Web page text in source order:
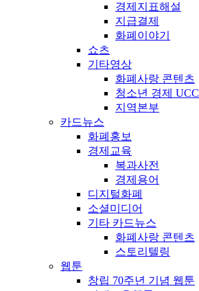
경제지표해설
지급결제
화폐이야기
쇼츠
기타영상
화폐사랑 콘텐츠
청소년 경제 UCC
지역본부
카드뉴스
화폐홍보
경제교육
복과사전
경제용어
디지털화폐
소셜미디어
기타 카드뉴스
화폐사랑 콘텐츠
스토리텔링
웹툰
창립 70주년 기념 웹툰